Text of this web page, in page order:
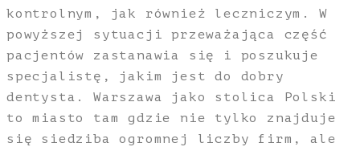
kontrolnym, jak również leczniczym. W
powyższej sytuacji przeważająca część
pacjentów zastanawia się i poszukuje
specjalistę, jakim jest do dobry
dentysta. Warszawa jako stolica Polski
to miasto tam gdzie nie tylko znajduje
się siedziba ogromnej liczby firm, ale